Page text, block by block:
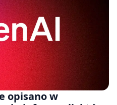
opisano w